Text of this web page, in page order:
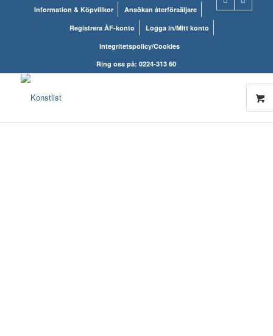
Information & Köpvillkor
Ansökan återförsäljare
Registrera ÅF-konto
Logga in/Mitt konto
Integritetspolicy/Cookies
Ring oss på: 0224-313 60